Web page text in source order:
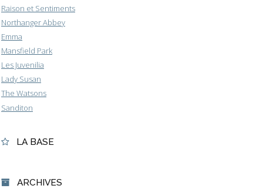
Raison et Sentiments
Northanger Abbey
Emma
Mansfield Park
Les Juvenilia
Lady Susan
The Watsons
Sanditon
LA BASE
ARCHIVES